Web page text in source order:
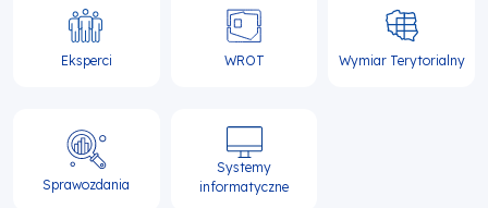
Eksperci WROT Wymiar Terytorialny
Sprawozdania
Systemy
informatyczne